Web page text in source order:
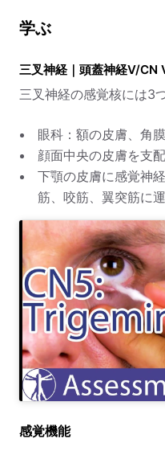
学ぶ
三叉神経｜頭蓋神経V/CN
三叉神経の感覚核には3
眼科：額の皮膚、角
顔面中央の皮膚を支
下顎の皮膚に感覚神
筋、咬筋、翼突筋に
感覚機能